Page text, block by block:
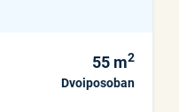
55 m2
Dvoiposoban